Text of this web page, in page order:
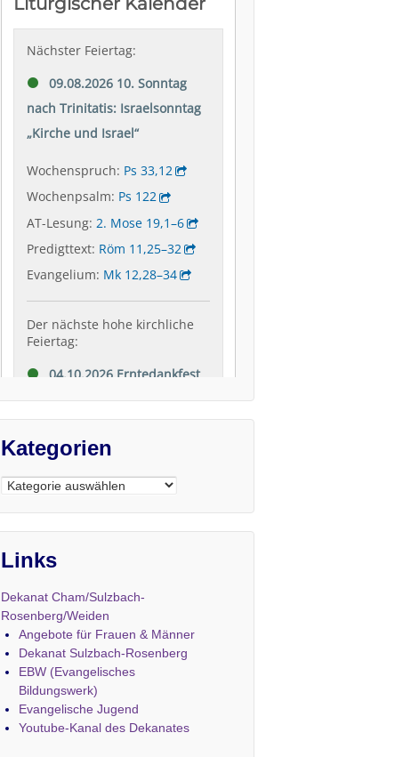
Kategorien
Kategorien
Links
Dekanat Cham/Sulzbach-
Rosenberg/Weiden
Angebote für Frauen & Männer
Dekanat Sulzbach-Rosenberg
EBW (Evangelisches
Bildungswerk)
Evangelische Jugend
Youtube-Kanal des Dekanates